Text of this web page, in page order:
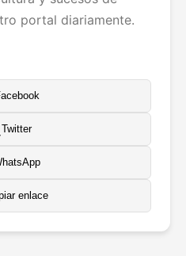
portal diariamente.
Twitter
enlace